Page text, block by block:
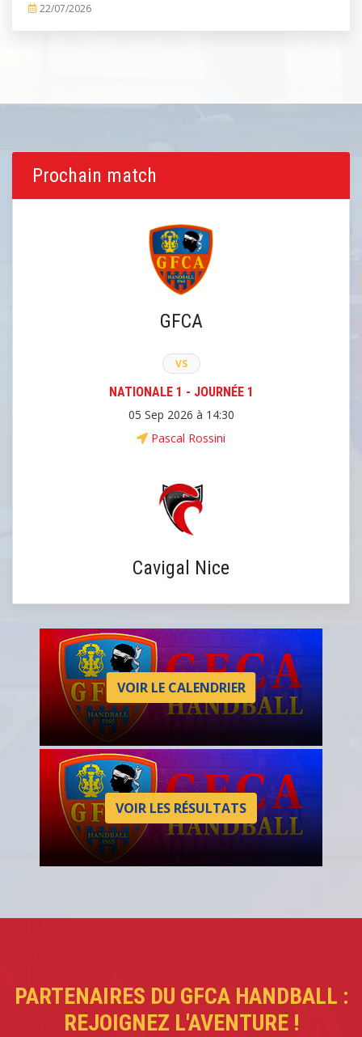
22/07/2026
Prochain match
GFCA
VS
NATIONALE 1 - JOURNÉE 1
05 Sep 2026 à 14:30
Pascal Rossini
Cavigal Nice
VOIR LE CALENDRIER
VOIR LES RÉSULTATS
PARTENAIRES DU GFCA HANDBALL :
REJOIGNEZ L'AVENTURE !